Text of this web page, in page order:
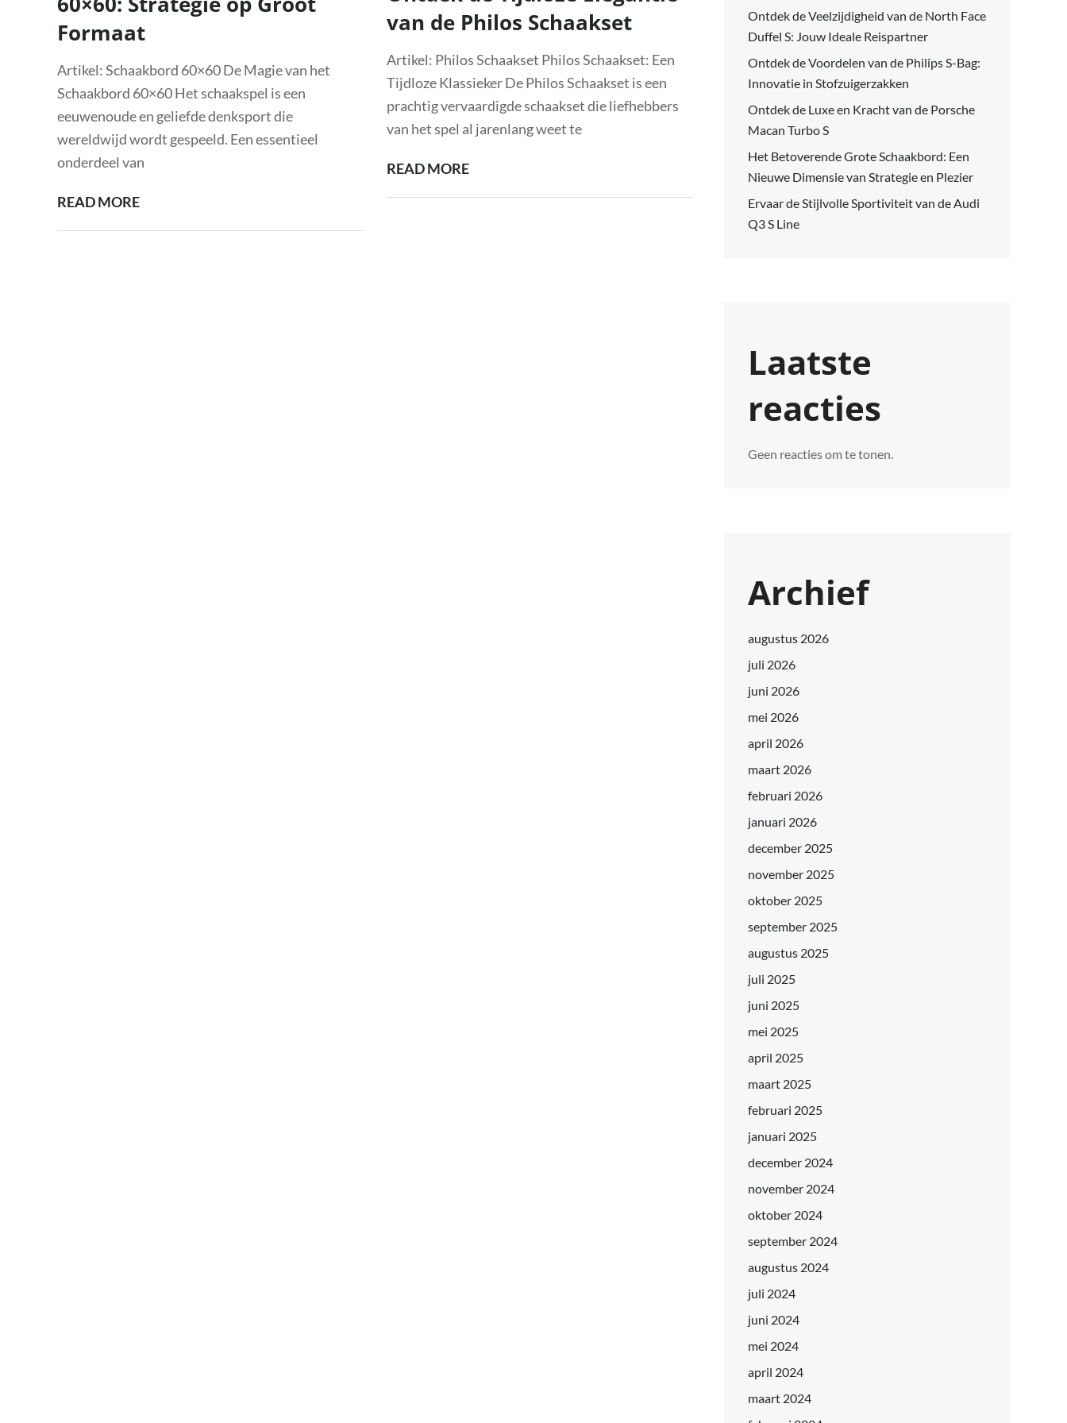
Formaat
Artikel: Schaakbord 60×60 De Magie van het
Schaakbord 60×60 Het schaakspel is een
eeuwenoude en geliefde denksport die
wereldwijd wordt gespeeld. Een essentieel
onderdeel van
READ MOREHET
van de Philos Schaakset
Artikel: Philos Schaakset Philos Schaakset: Een
Tijdloze Klassieker De Philos Schaakset is een
prachtig vervaardigde schaakset die liefhebbers
van het spel al jarenlang weet te
READ MOREONTDEK
Ontdek de Veelzijdigheid van de North Face
Duffel S: Jouw Ideale Reispartner
Ontdek de Voordelen van de Philips S-Bag:
Innovatie in Stofzuigerzakken
Ontdek de Luxe en Kracht van de Porsche
Macan Turbo S
Het Betoverende Grote Schaakbord: Een
Nieuwe Dimensie van Strategie en Plezier
Ervaar de Stijlvolle Sportiviteit van de Audi
Q3 S Line
Laatste
reacties
Geen reacties om te tonen.
Archief
augustus 2026
juli 2026
juni 2026
mei 2026
april 2026
maart 2026
februari 2026
januari 2026
december 2025
november 2025
oktober 2025
september 2025
augustus 2025
juli 2025
juni 2025
mei 2025
april 2025
maart 2025
februari 2025
januari 2025
december 2024
november 2024
oktober 2024
september 2024
augustus 2024
juli 2024
juni 2024
mei 2024
april 2024
maart 2024